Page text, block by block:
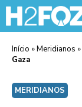
Início »Meridianos »
Gaza
MERIDIANOS